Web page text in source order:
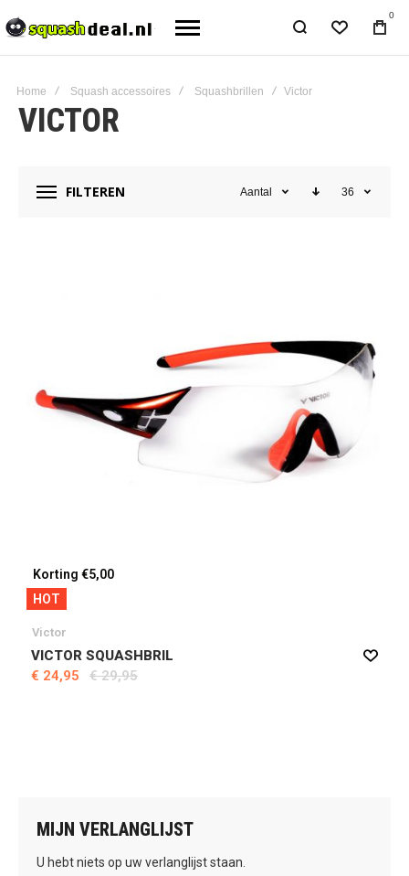
0
Home Squash accessoires Squashbrillen Victor
VICTOR
FILTEREN Aantal 36
Korting €5,00
HOT
Victor
VICTOR SQUASHBRIL
€ 24,95
€ 29,95
MIJN VERLANGLIJST
U hebt niets op uw verlanglijst staan.